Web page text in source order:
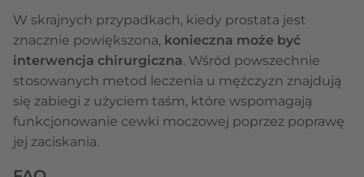
W skrajnych przypadkach, kiedy prostata jest
znacznie powiększona, konieczna może być
interwencja chirurgiczna. Wśród powszechnie
stosowanych metod leczenia u mężczyzn znajdują
się zabiegi z użyciem taśm, które wspomagają
funkcjonowanie cewki moczowej poprzez poprawę
jej zaciskania.